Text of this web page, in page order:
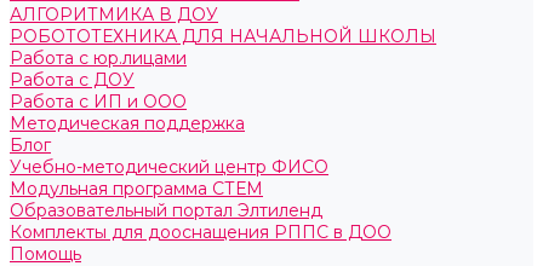
АЛГОРИТМИКА В ДОУ
РОБОТОТЕХНИКА ДЛЯ НАЧАЛЬНОЙ ШКОЛЫ
Работа с юр.лицами
Работа с ДОУ
Работа с ИП и ООО
Методическая поддержка
Блог
Учебно-методический центр ФИСО
Модульная программа СТЕМ
Образовательный портал Элтиленд
Комплекты для дооснащения РППС в ДОО
Помощь